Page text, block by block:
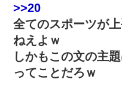
>>20
全てのスポーツが
ねえよｗ
しかもこの文の主
ってことだろｗ